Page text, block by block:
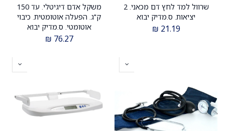
שרוול למד לחץ דם מכאני. 2
יציאות. ס.מדיק יבוא
21.19
₪
משקל אדם דיגיטלי. עד 150
ק"ג. הפעלה אוטומטית. כיבוי
אוטומטי. ס.מדיק יבוא
76.27
₪